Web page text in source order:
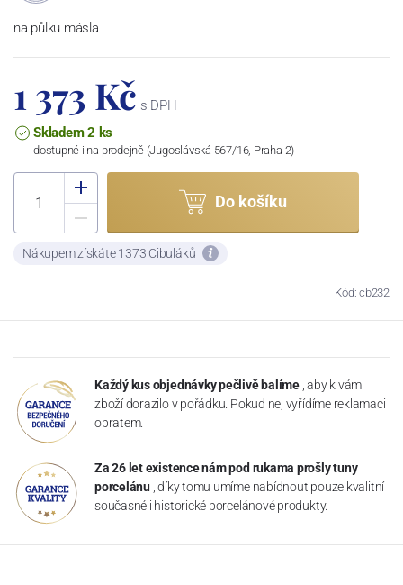
na půlku másla
1 373 Kč s DPH
Skladem 2 ks
dostupné i na prodejně (Jugoslávská 567/16, Praha 2)
Do košíku
Nákupem získáte 1373 Cibuláků
Kód: cb232
Každý kus objednávky pečlivě balíme , aby k vám
zboží dorazilo v pořádku. Pokud ne, vyřídíme reklamaci
obratem.
Za 26 let existence nám pod rukama prošly tuny
porcelánu , díky tomu umíme nabídnout pouze kvalitní
současné i historické porcelánové produkty.